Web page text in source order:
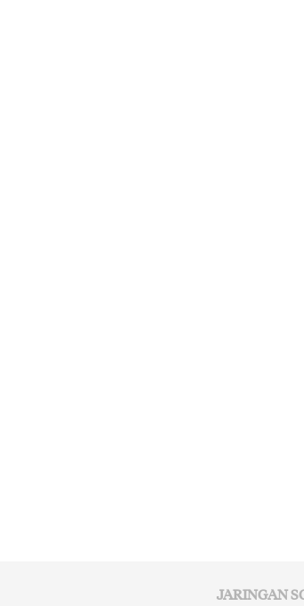
JARINGAN